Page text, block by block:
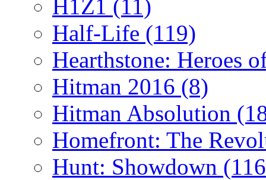
H1Z1 (11)
Half-Life (119)
Hearthstone: Heroes
Hitman 2016 (8)
Hitman Absolution
Homefront: The
Hunt: Showdown